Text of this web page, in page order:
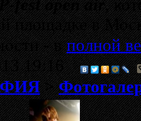
fest open air,
площадке в
- вполной
19:16
>